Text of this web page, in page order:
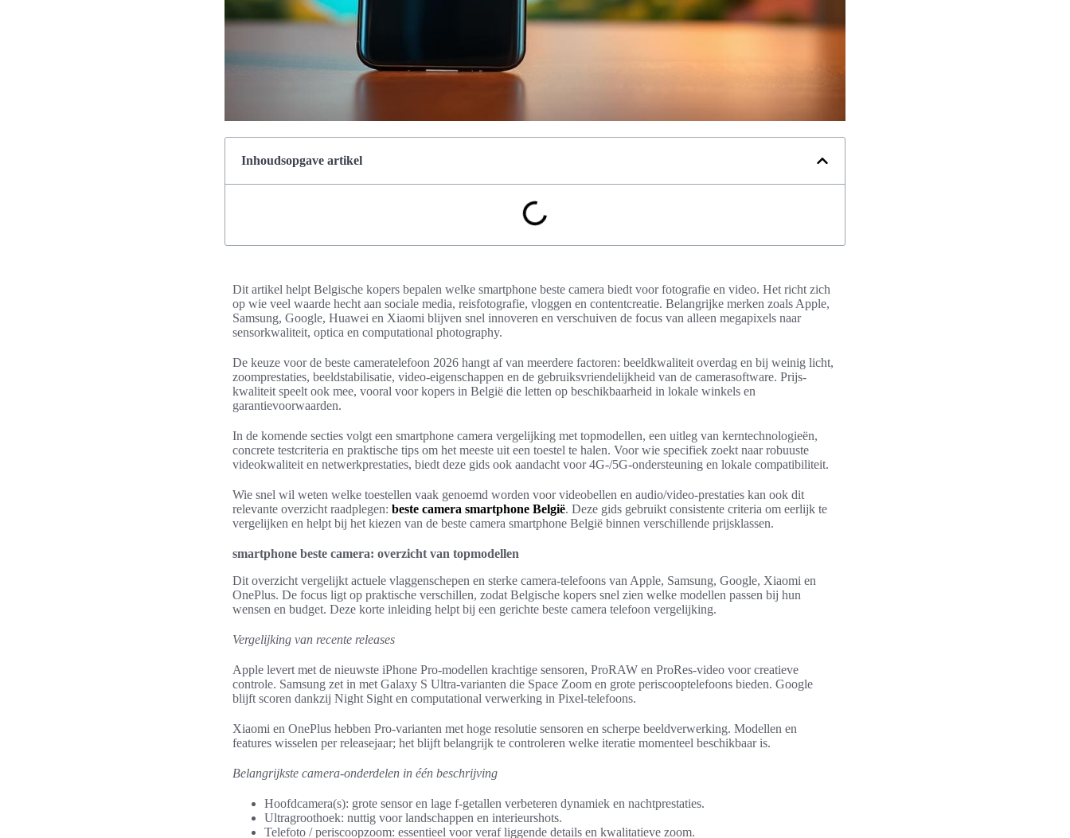
Inhoudsopgave artikel
Dit artikel helpt Belgische kopers bepalen welke smartphone beste camera biedt voor fotografie en video. Het richt zich
op wie veel waarde hecht aan sociale media, reisfotografie, vloggen en contentcreatie. Belangrijke merken zoals Apple,
Samsung, Google, Huawei en Xiaomi blijven snel innoveren en verschuiven de focus van alleen megapixels naar
sensorkwaliteit, optica en computational photography.
De keuze voor de beste cameratelefoon 2026 hangt af van meerdere factoren: beeldkwaliteit overdag en bij weinig licht,
zoomprestaties, beeldstabilisatie, video-eigenschappen en de gebruiksvriendelijkheid van de camerasoftware. Prijs-
kwaliteit speelt ook mee, vooral voor kopers in België die letten op beschikbaarheid in lokale winkels en
garantievoorwaarden.
In de komende secties volgt een smartphone camera vergelijking met topmodellen, een uitleg van kerntechnologieën,
concrete testcriteria en praktische tips om het meeste uit een toestel te halen. Voor wie specifiek zoekt naar robuuste
videokwaliteit en netwerkprestaties, biedt deze gids ook aandacht voor 4G-/5G-ondersteuning en lokale compatibiliteit.
Wie snel wil weten welke toestellen vaak genoemd worden voor videobellen en audio/video-prestaties kan ook dit
relevante overzicht raadplegen: beste camera smartphone België. Deze gids gebruikt consistente criteria om eerlijk te
vergelijken en helpt bij het kiezen van de beste camera smartphone België binnen verschillende prijsklassen.
smartphone beste camera: overzicht van topmodellen
Dit overzicht vergelijkt actuele vlaggenschepen en sterke camera-telefoons van Apple, Samsung, Google, Xiaomi en
OnePlus. De focus ligt op praktische verschillen, zodat Belgische kopers snel zien welke modellen passen bij hun
wensen en budget. Deze korte inleiding helpt bij een gerichte beste camera telefoon vergelijking.
Vergelijking van recente releases
Apple levert met de nieuwste iPhone Pro-modellen krachtige sensoren, ProRAW en ProRes-video voor creatieve
controle. Samsung zet in met Galaxy S Ultra-varianten die Space Zoom en grote periscooptelefoons bieden. Google
blijft scoren dankzij Night Sight en computational verwerking in Pixel-telefoons.
Xiaomi en OnePlus hebben Pro-varianten met hoge resolutie sensoren en scherpe beeldverwerking. Modellen en
features wisselen per releasejaar; het blijft belangrijk te controleren welke iteratie momenteel beschikbaar is.
Belangrijkste camera-onderdelen in één beschrijving
Hoofdcamera(s): grote sensor en lage f-getallen verbeteren dynamiek en nachtprestaties.
Ultragroothoek: nuttig voor landschappen en interieurshots.
Telefoto / periscoopzoom: essentieel voor veraf liggende details en kwalitatieve zoom.